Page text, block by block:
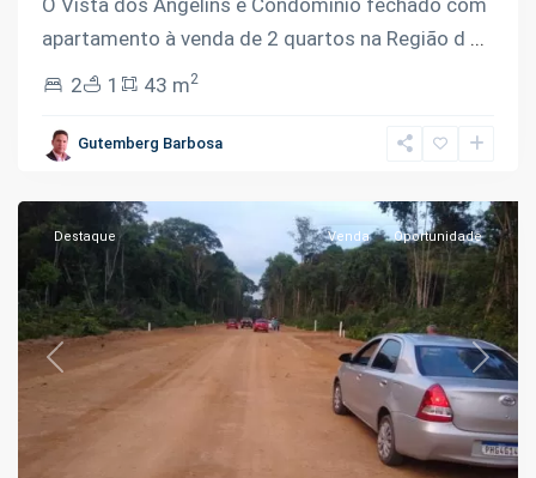
apartamento à venda de 2 quartos na Região d ...
2
1 43 m2
Gutemberg Barbosa
14
Urbano,
Previous Next
Destaque Venda Oportunidade